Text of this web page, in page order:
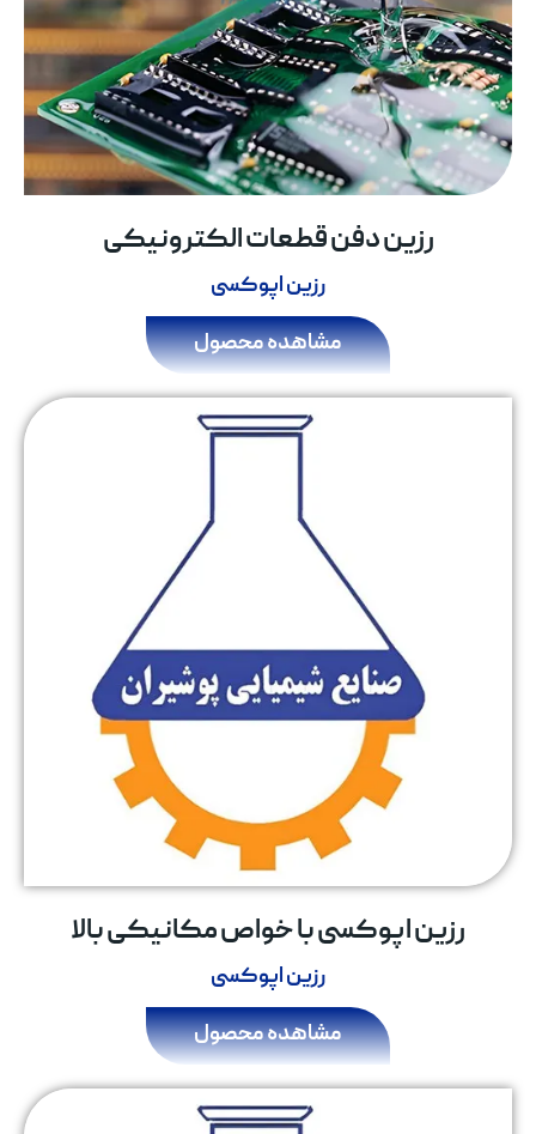
رزین دفن قطعات الکترونیکی
رزین اپوکسی
مشاهده محصول
رزین اپوکسی با خواص مکانیکی بالا
رزین اپوکسی
مشاهده محصول